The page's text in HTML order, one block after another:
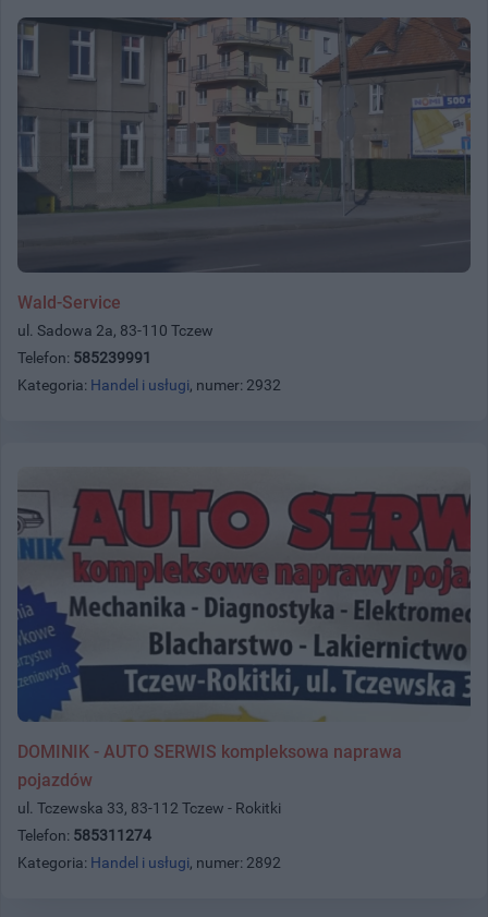
Wald-Service
ul. Sadowa 2a, 83-110 Tczew
Telefon: 585239991
Kategoria: Handel i usługi, numer: 2932
DOMINIK - AUTO SERWIS kompleksowa naprawa
pojazdów
ul. Tczewska 33, 83-112 Tczew - Rokitki
Telefon: 585311274
Kategoria: Handel i usługi, numer: 2892